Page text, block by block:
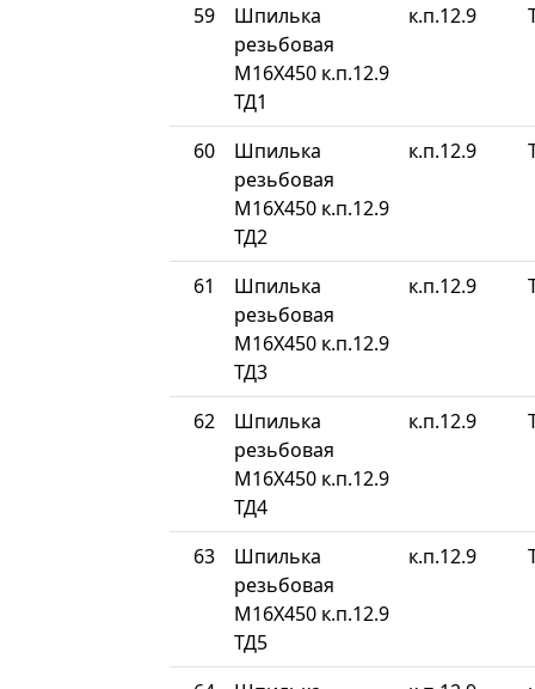
59
Шпилька
резьбовая
М16Х450 к.п.12.9
ТД1
к.п.12.9
60
Шпилька
резьбовая
М16Х450 к.п.12.9
ТД2
к.п.12.9
61
Шпилька
резьбовая
М16Х450 к.п.12.9
ТД3
к.п.12.9
62
Шпилька
резьбовая
М16Х450 к.п.12.9
ТД4
к.п.12.9
63
Шпилька
резьбовая
М16Х450 к.п.12.9
ТД5
к.п.12.9